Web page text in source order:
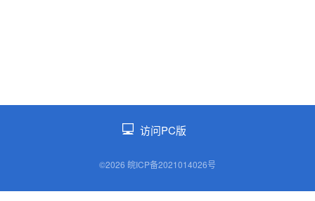
访问PC版
©2026 皖ICP备2021014026号